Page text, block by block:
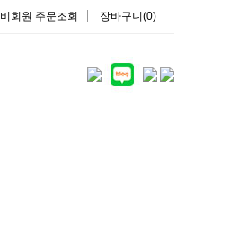
비회원 주문조회 장바구니(0)